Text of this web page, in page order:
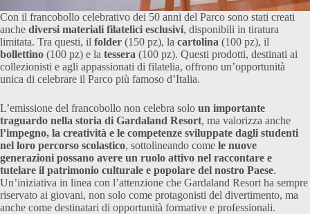
Con il francobollo celebrativo dei 50 anni del Parco sono stati creati
anche diversi materiali filatelici esclusivi, disponibili in tiratura
limitata. Tra questi, il folder (150 pz), la cartolina (100 pz), il
bollettino (100 pz) e la tessera (100 pz). Questi prodotti, destinati ai
collezionisti e agli appassionati di filatelia, offrono un’opportunità
unica di celebrare il Parco più famoso d’Italia.
L’emissione del francobollo non celebra solo un importante
traguardo nella storia di Gardaland Resort, ma valorizza anche
l’impegno, la creatività e le competenze sviluppate dagli studenti
nel loro percorso scolastico, sottolineando come le nuove
generazioni possano avere un ruolo attivo nel raccontare e
tutelare il patrimonio culturale e popolare del nostro Paese.
Un’iniziativa in linea con l’attenzione che Gardaland Resort ha sempre
riservato ai giovani, non solo come protagonisti del divertimento, ma
anche come destinatari di opportunità formative e professionali.